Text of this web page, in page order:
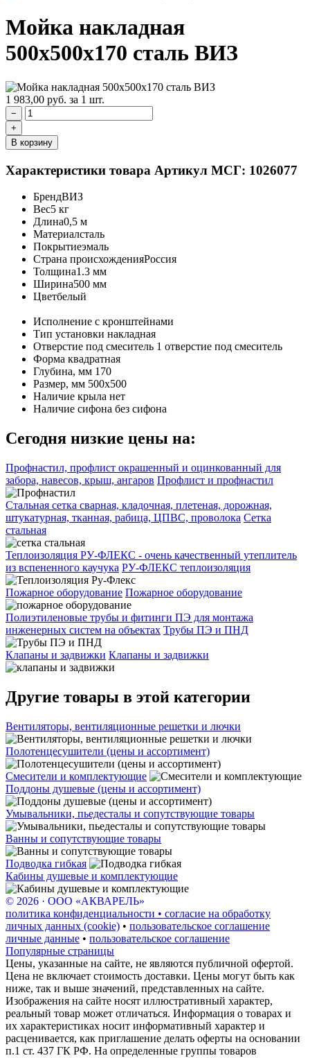
Мойка накладная
500х500х170 сталь ВИЗ
1 983,00 руб. за 1 шт.
−
+
В корзину
Характеристики товара Артикул МСГ: 1026077
БрендВИЗ
Вес5 кг
Длина0,5 м
Материалсталь
Покрытиеэмаль
Страна происхожденияРоссия
Толщина1.3 мм
Ширина500 мм
Цветбелый
Исполнение с кронштейнами
Тип установки накладная
Отверстие под смеситель 1 отверстие под смеситель
Форма квадратная
Глубина, мм 170
Размер, мм 500х500
Наличие крыла нет
Наличие сифона без сифона
Сегодня низкие цены на:
Профнастил, профлист окрашенный и оцинкованный для
забора, навесов, крыш, ангаров Профлист и профнастил
Стальная сетка сварная, кладочная, плетеная, дорожная,
штукатурная, тканная, рабица, ЦПВС, проволока Сетка
стальная
Теплоизоляция РУ-ФЛЕКС - очень качественный утеплитель
из вспененного каучука РУ-ФЛЕКС теплоизоляция
Пожарное оборудование Пожарное оборудование
Полиэтиленовые трубы и фитинги ПЭ для монтажа
инженерных систем на объектах Трубы ПЭ и ПНД
Клапаны и задвижки Клапаны и задвижки
Другие товары в этой категории
Вентиляторы, вентиляционные решетки и лючки
Полотенцесушители (цены и ассортимент)
Смесители и комплектующие
Поддоны душевые (цены и ассортимент)
Умывальники, пьедесталы и сопутствующие товары
Ванны и сопутствующие товары
Подводка гибкая
Кабины душевые и комплектующие
© 2026 · ООО «АКВАРЕЛЬ»
политика конфиденциальности • согласие на обработку
личных данных (cookie) • пользовательское соглашение
личные данные • пользовательское соглашение
Популярные страницы
Цены, указанные на сайте, не являются публичной офертой.
Цена не включает стоимость доставки. Цены могут быть как
ниже, так и выше значений, представленных на сайте.
Изображения на сайте носят иллюстративный характер,
реальный товар может отличаться. Информация о товарах и
их характеристиках носит информативный характер и
расценивается, как приглашение делать оферты на основании
п.1 ст. 437 ГК РФ. На определенные группы товаров